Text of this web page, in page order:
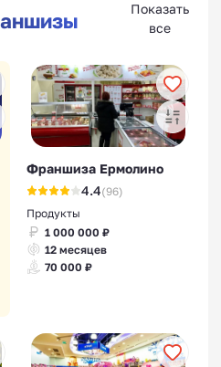
Показать
все
Франшиза Ермолино
4.4(96)
Продукты
1 000 000 ₽
12 месяцев
70 000 ₽